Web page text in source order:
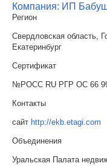
Компания: ИП
Регион
Свердловская область,
Екатеринбург
Сертификат
№РОСС RU РГР ОС 66
Контакты
сайт http://ekb.etagi.com
Объединения
Уральская Палата